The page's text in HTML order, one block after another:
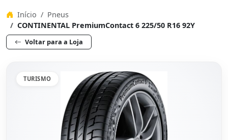
Início
Pneus
CONTINENTAL PremiumContact 6 225/50 R16 92Y
Voltar para a Loja
TURISMO